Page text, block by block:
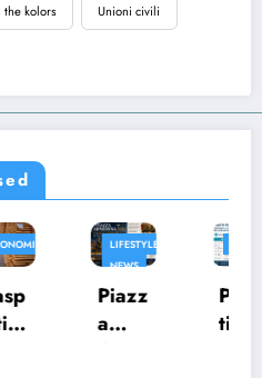
the kolors Unioni civili
LIFESTYLE
NEWS
Piazz
ECONOMIA
Presti